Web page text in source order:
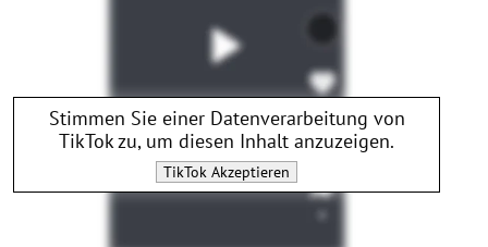
Stimmen Sie einer Datenverarbeitung von
TikTokzu, um diesen Inhalt anzuzeigen.
TikTok Akzeptieren